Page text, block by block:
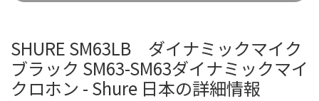
SHURE SM63LB ダイナミックマイク
ブラック SM63-SM63ダイナミックマイ
クロホン - Shure 日本の詳細情報